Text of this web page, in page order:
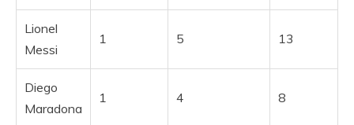
Lionel
Messi
1 5 13
Diego
Maradona
1 4 8